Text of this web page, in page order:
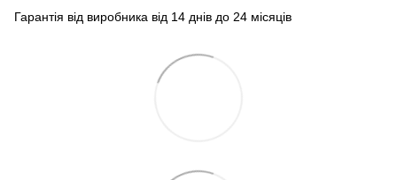
Гарантія від виробника від 14 днів до 24 місяців